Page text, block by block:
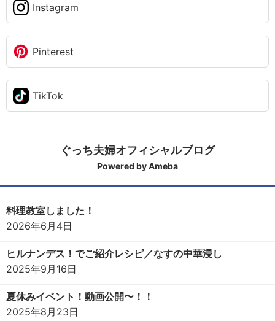
Instagram
Pinterest
TikTok
ぐっち夫婦オフィシャルブログ
Powered by Ameba
料理教室しました！
2026年6月4日
ヒルナンデス！でご紹介レシピ／なすの中華浸し
2025年9月16日
夏休みイベント！動画公開〜！！
2025年8月23日